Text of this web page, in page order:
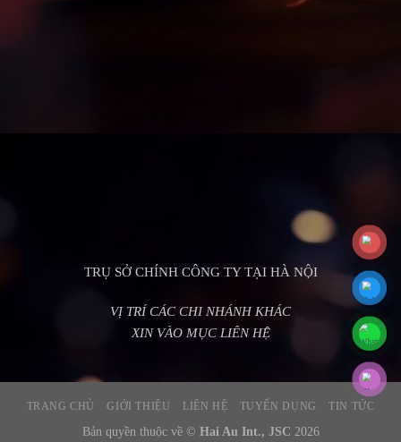
TRỤ SỞ CHÍNH CÔNG TY TẠI HÀ NỘI
VỊ TRÍ CÁC CHI NHÁNH KHÁC
XIN VÀO MỤC LIÊN HỆ
TRANG CHỦ GIỚI THIỆU LIÊN HỆ TUYỂN DỤNG TIN TỨC
Bản quyền thuộc về © Hai Au Int., JSC 2026